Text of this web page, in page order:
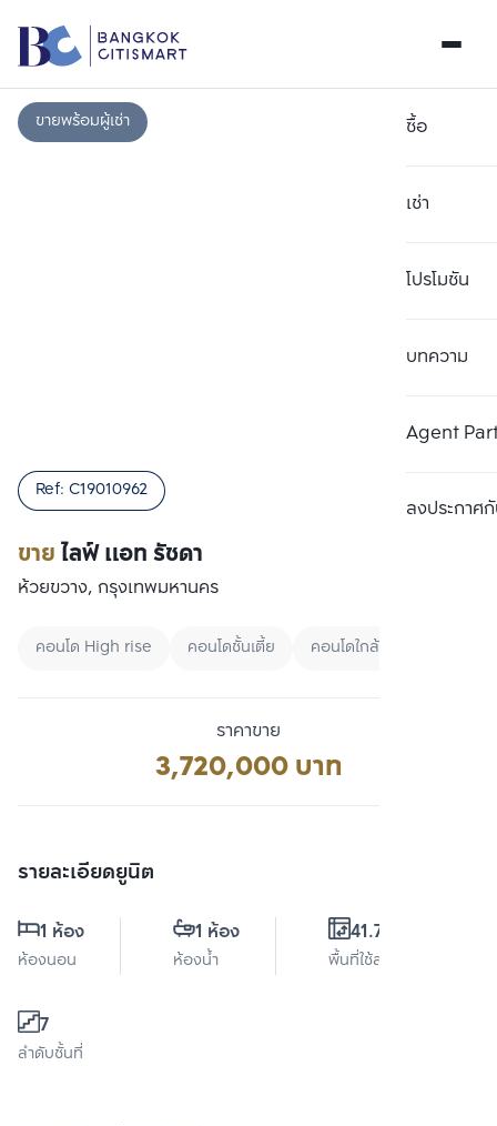
ซื้อ
เช่า
โปรโมชัน
บทความ
Agent
ลงประกาศกั
ขายพร้อมผู้เช่า
ขายไลฟ์ แอท รัชดา
Ref: C19010962
ห้วยขวาง, กรุงเทพมหานคร
คอนโด High rise คอนโดชั้นเตี้ย คอนโดใกล้สวน
ราคาขาย
3,720,000 บาท
รายละเอียดยูนิต
1 ห้อง
ห้องนอน
1 ห้อง
ห้องน้ำ
41.75 ตร.ม.
พื้นที่ใช้สอย
7
ลำดับชั้นที่